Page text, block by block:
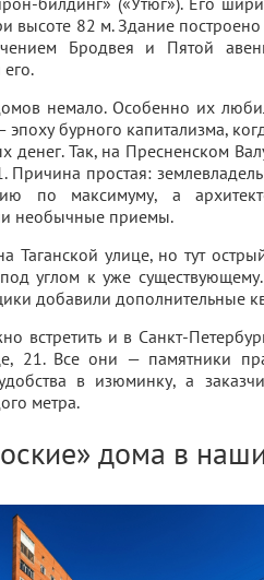
высоте 82 м. Здание построено
Бродвея и Пятой
его.
немало. Особенно их
бурного капитализма,
денег. Так, на Пресненском
простая:
по максимуму, а
необычные приемы.
Таганской улице, но тут
углом к уже
добавили дополнительные
встретить и в Санкт-
21. Все они — памятники
в изюминку, а
метра.
дома в